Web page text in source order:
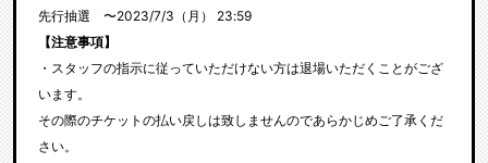
先行抽選 〜2023/7/3（月） 23:59
【注意事項】
・スタッフの指示に従っていただけない方は退場いただくことがござ
います。
その際のチケットの払い戻しは致しませんのであらかじめご了承くだ
さい。